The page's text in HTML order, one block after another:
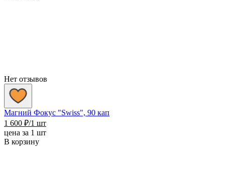
Нет отзывов
Магний Фокус "Swiss", 90 кап
1 600 ₽/1 шт
цена за 1 шт
В корзину